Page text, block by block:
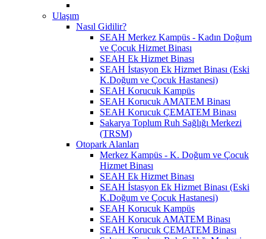
Ulaşım
Nasıl Gidilir?
SEAH Merkez Kampüs - Kadın Doğum
ve Çocuk Hizmet Binası
SEAH Ek Hizmet Binası
SEAH İstasyon Ek Hizmet Binası (Eski
K.Doğum ve Çocuk Hastanesi)
SEAH Korucuk Kampüs
SEAH Korucuk AMATEM Binası
SEAH Korucuk ÇEMATEM Binası
Sakarya Toplum Ruh Sağlığı Merkezi
(TRSM)
Otopark Alanları
Merkez Kampüs - K. Doğum ve Çocuk
Hizmet Binası
SEAH Ek Hizmet Binası
SEAH İstasyon Ek Hizmet Binası (Eski
K.Doğum ve Çocuk Hastanesi)
SEAH Korucuk Kampüs
SEAH Korucuk AMATEM Binası
SEAH Korucuk ÇEMATEM Binası